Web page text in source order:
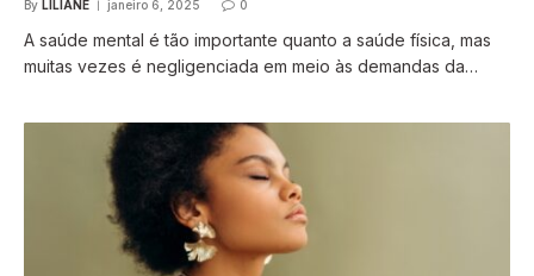
By LILIANE janeiro 6, 2025 0
A saúde mental é tão importante quanto a saúde física, mas
muitas vezes é negligenciada em meio às demandas da…